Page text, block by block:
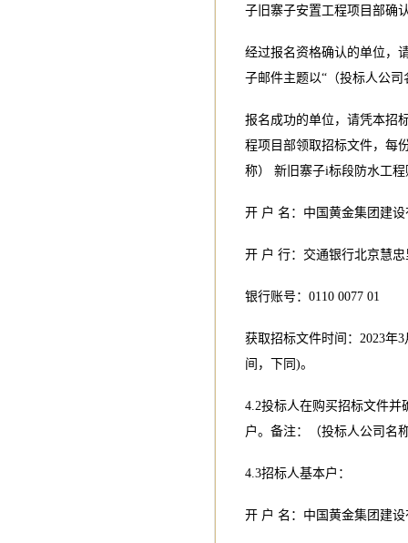
子旧寨子安置工程项目部确
经过报名资格确认的单位，
子邮件主题以“（投标人公
报名成功的单位，请凭本招
程项目部领取招标文件，每
称） 新旧寨子i标段防水工
开 户 名：中国黄金集团建
开 户 行：交通银行北京慧忠
银行账号：0110 0077 01
获取招标文件时间：2023年
间，下同)。
4.2投标人在购买招标文件并
户。备注：（投标人公司名
4.3招标人基本户：
开 户 名：中国黄金集团建